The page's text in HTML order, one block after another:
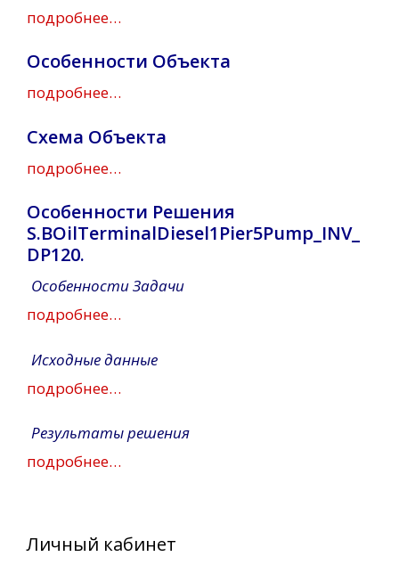
подробнее…
Особенности Объекта
подробнее…
Схема Объекта
подробнее…
Особенности Решения
S.BOilTerminalDiesel1Pier5Pump_INV_
DP120.
Особенности Задачи
подробнее…
Исходные данные
подробнее…
Результаты решения
подробнее…
Личный кабинет